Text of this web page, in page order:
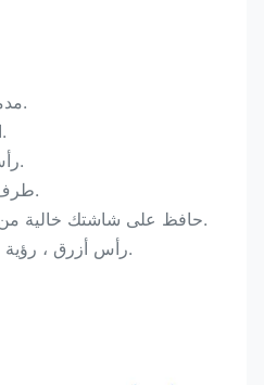
.حافظ على شاشتك خالية
.رأس أزرق ،